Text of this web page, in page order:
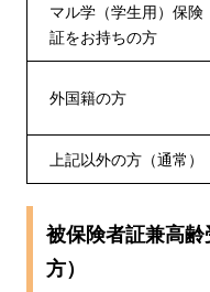
マル学（学生用）保険
証をお持ちの方
外国籍の方
上記以外の方（通常）
被保険者証兼高
方）